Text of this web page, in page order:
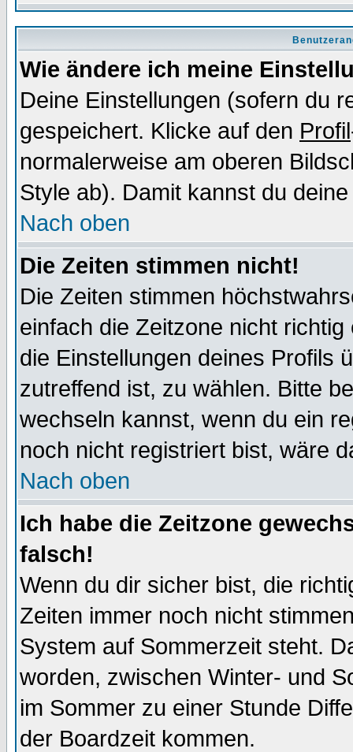
Wie ändere ich meine
Deine Einstellungen (sofern du
gespeichert. Klicke auf den Profil
normalerweise am oberen
Style ab). Damit kannst du
Nach oben
Die Zeiten stimmen nicht!
Die Zeiten stimmen
einfach die Zeitzone nicht
die Einstellungen deines Profils
zutreffend ist, zu wählen. Bitte
wechseln kannst, wenn du ein
noch nicht registriert bist, wäre
Nach oben
Ich habe die Zeitzone
falsch!
Wenn du dir sicher bist, die
Zeiten immer noch nicht
System auf Sommerzeit steht.
worden, zwischen Winter- und
im Sommer zu einer Stunde
der Boardzeit kommen.